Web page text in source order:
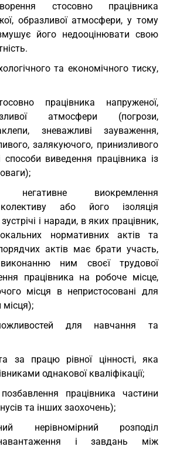
стосовно працівника
образливої атмосфери, у тому
його недооцінювати свою
та економічного тиску,
працівника напруженої,
атмосфери (погрози,
зневажливі зауваження,
залякуючого, принизливого
способи виведення працівника із
негативне виокремлення
або його ізоляція
і наради, в яких працівник,
нормативних актів та
актів має брати участь,
ним своєї трудової
працівника на робоче місце,
місця в непристосовані для
місця);
для навчання та
за працю рівної цінності, яка
однакової кваліфікації;
працівника частини
та інших заохочень);
нерівномірний розподіл
і завдань між